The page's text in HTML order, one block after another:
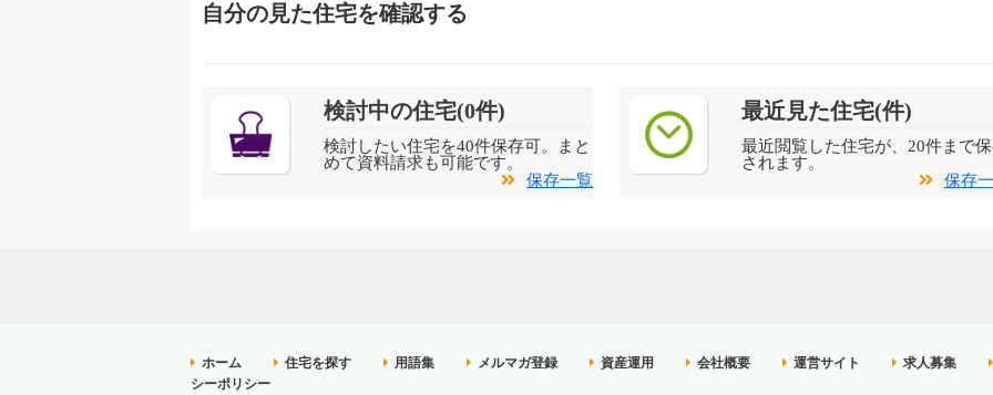
自分の見た住宅を確認する
検討中の住宅(0件)
検討したい住宅を40件保存可。まと
めて資料請求も可能です。
保存一覧
最近見た住宅(件)
最近閲覧した住宅が、20件まで
されます。
保存
ホーム 住宅を探す 用語集 メルマガ登録 資産運用 会社概要 運営サイト
求人募集
シーポリシー